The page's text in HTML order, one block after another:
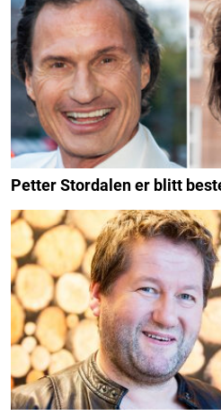
Petter Stordalen er blitt